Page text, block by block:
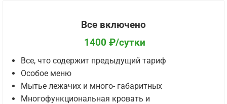
Все включено
1400 ₽/сутки
Все, что содержит предыдущий тариф
Особое меню
Мытье лежачих и много- габаритных
Многофункциональная кровать и